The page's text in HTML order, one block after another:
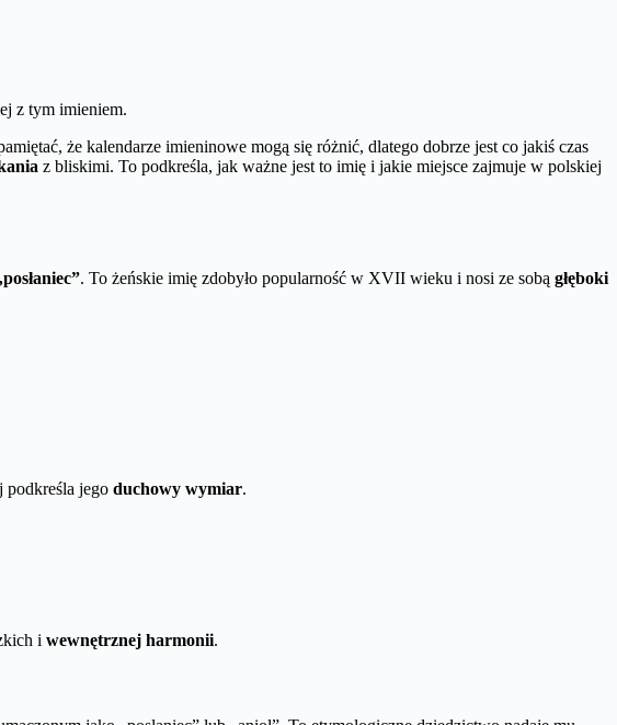
z tym imieniem.
że kalendarze imieninowe mogą się różnić, dlatego dobrze jest co jakiś czas
z bliskimi. To podkreśla, jak ważne jest to imię i jakie miejsce zajmuje w polskiej
. To żeńskie imię zdobyło popularność w XVII wieku i nosi ze sobą głęboki
podkreśla jego duchowy wymiar.
i wewnętrznej harmonii.